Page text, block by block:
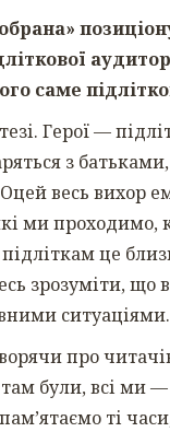
саме
Герої —
з
весь вихор
ми проходимо,
це
зрозуміти, що
ситуаціями.
про
там були, всі ми
ті